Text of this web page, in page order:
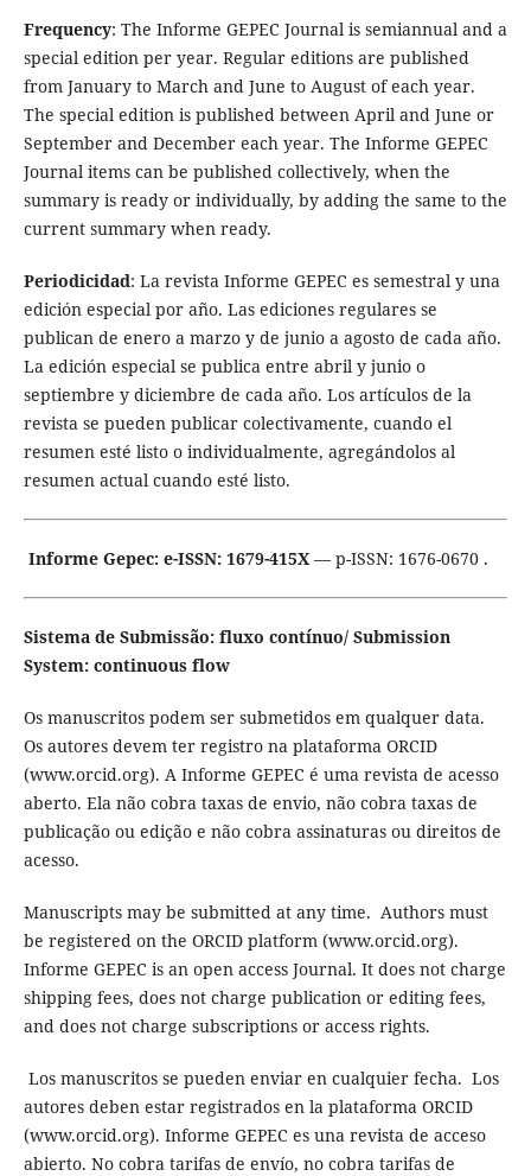
Frequency: The Informe GEPEC Journal is semiannual and a
special edition per year. Regular editions are published
from January to March and June to August of each year.
The special edition is published between April and June or
September and December each year. The Informe GEPEC
Journal items can be published collectively, when the
summary is ready or individually, by adding the same to the
current summary when ready.
Periodicidad: La revista Informe GEPEC es semestral y una
edición especial por año. Las ediciones regulares se
publican de enero a marzo y de junio a agosto de cada año.
La edición especial se publica entre abril y junio o
septiembre y diciembre de cada año. Los artículos de la
revista se pueden publicar colectivamente, cuando el
resumen esté listo o individualmente, agregándolos al
resumen actual cuando esté listo.
Informe Gepec: e-ISSN: 1679-415X— p-ISSN: 1676-0670 .
Sistema de Submissão: fluxo contínuo/ Submission
System: continuous flow
Os manuscritos podem ser submetidos em qualquer data.
Os autores devem ter registro na plataforma ORCID
(www.orcid.org). A Informe GEPEC é uma revista de acesso
aberto. Ela não cobra taxas de envio, não cobra taxas de
publicação ou edição e não cobra assinaturas ou direitos de
acesso.
Manuscripts may be submitted at any time. Authors must
be registered on the ORCID platform (www.orcid.org).
Informe GEPEC is an open access Journal. It does not charge
shipping fees, does not charge publication or editing fees,
and does not charge subscriptions or access rights.
Los manuscritos se pueden enviar en cualquier fecha. Los
autores deben estar registrados en la plataforma ORCID
(www.orcid.org). Informe GEPEC es una revista de acceso
abierto. No cobra tarifas de envío, no cobra tarifas de